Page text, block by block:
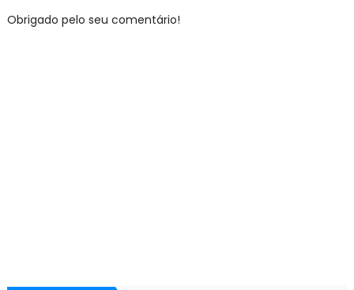
Obrigado pelo seu comentário!